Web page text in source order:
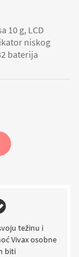
10 g, LCD
niskog
baterija
težinu i
Vivax osobne
biti